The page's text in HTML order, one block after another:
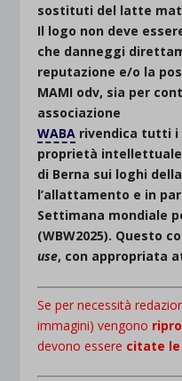
sostituti del latte
Il logo non deve
che danneggi
reputazione e/o la
MAMI odv, sia per
associazione
WABA rivendica tutti
proprietà intellettuale
di Berna sui loghi
l’allattamento e in
Settimana mondiale
(WBW2025). Questo
use, con appropriata
Se per necessità
immagini) vengono
devono essere citate le